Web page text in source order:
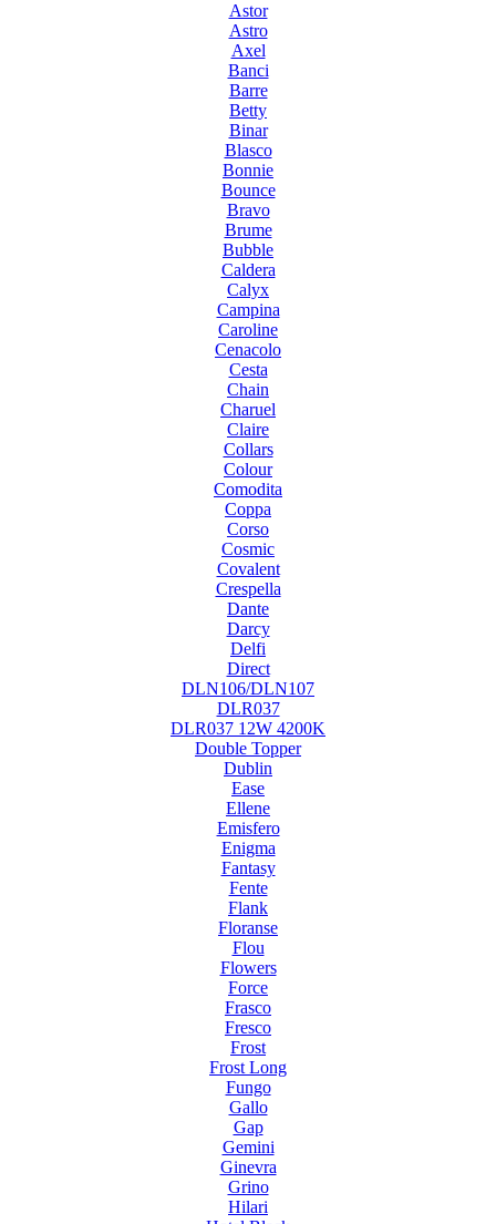
Astor
Astro
Axel
Banci
Barre
Betty
Binar
Blasco
Bonnie
Bounce
Bravo
Brume
Bubble
Caldera
Calyx
Campina
Caroline
Cenacolo
Cesta
Chain
Charuel
Claire
Collars
Colour
Comodita
Coppa
Corso
Cosmic
Covalent
Crespella
Dante
Darcy
Delfi
Direct
DLN106/DLN107
DLR037
DLR037 12W 4200K
Double Topper
Dublin
Ease
Ellene
Emisfero
Enigma
Fantasy
Fente
Flank
Floranse
Flou
Flowers
Force
Frasco
Fresco
Frost
Frost Long
Fungo
Gallo
Gap
Gemini
Ginevra
Grino
Hilari